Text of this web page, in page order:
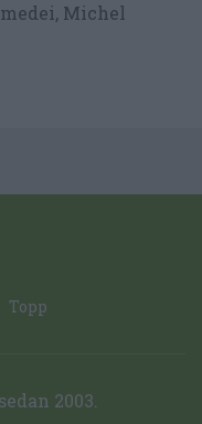
Michel
Topp
2003.